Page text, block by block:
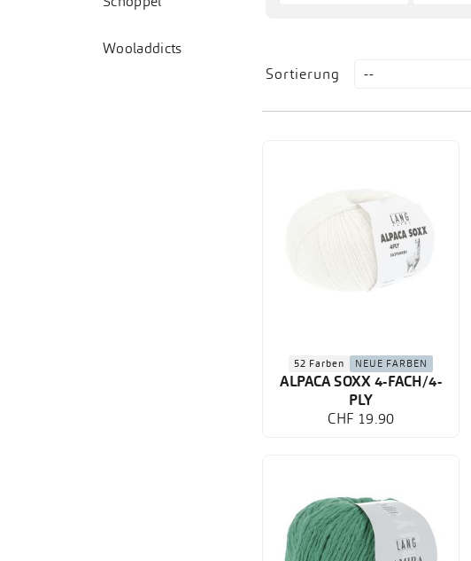
Wooladdicts
Sortierung
52 Farben NEUE FARBEN
ALPACA SOXX 4-FACH/4-
PLY
CHF 19.90